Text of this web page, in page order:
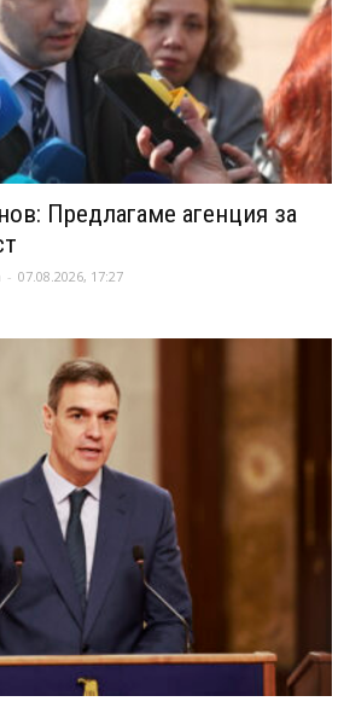
Предлагаме агенция за
- 07.08.2026, 17:27